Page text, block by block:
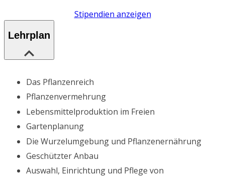
Stipendien anzeigen
Lehrplan
Das Pflanzenreich
Pflanzenvermehrung
Lebensmittelproduktion im Freien
Gartenplanung
Die Wurzelumgebung und Pflanzenernährung
Geschützter Anbau
Auswahl, Einrichtung und Pflege von